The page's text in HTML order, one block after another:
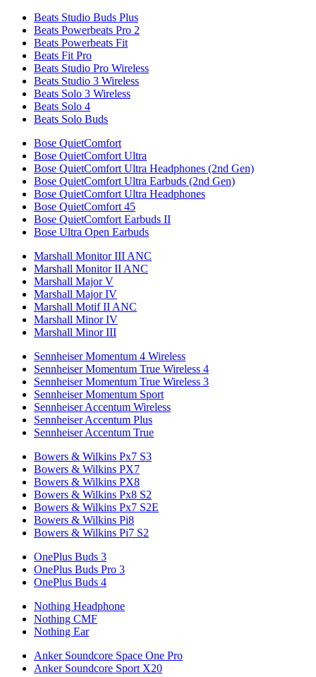
Beats Studio Buds Plus
Beats Powerbeats Pro 2
Beats Powerbeats Fit
Beats Fit Pro
Beats Studio Pro Wireless
Beats Studio 3 Wireless
Beats Solo 3 Wireless
Beats Solo 4
Beats Solo Buds
Bose QuietComfort
Bose QuietComfort Ultra
Bose QuietComfort Ultra Headphones (2nd Gen)
Bose QuietComfort Ultra Earbuds (2nd Gen)
Bose QuietComfort Ultra Headphones
Bose QuietComfort 45
Bose QuietComfort Earbuds II
Bose Ultra Open Earbuds
Marshall Monitor III ANC
Marshall Monitor II ANC
Marshall Major V
Marshall Major IV
Marshall Motif II ANC
Marshall Minor IV
Marshall Minor III
Sennheiser Momentum 4 Wireless
Sennheiser Momentum True Wireless 4
Sennheiser Momentum True Wireless 3
Sennheiser Momentum Sport
Sennheiser Accentum Wireless
Sennheiser Accentum Plus
Sennheiser Accentum True
Bowers & Wilkins Px7 S3
Bowers & Wilkins PX7
Bowers & Wilkins PX8
Bowers & Wilkins Px8 S2
Bowers & Wilkins Px7 S2E
Bowers & Wilkins Pi8
Bowers & Wilkins Pi7 S2
OnePlus Buds 3
OnePlus Buds Pro 3
OnePlus Buds 4
Nothing Headphone
Nothing CMF
Nothing Ear
Anker Soundcore Space One Pro
Anker Soundcore Sport X20